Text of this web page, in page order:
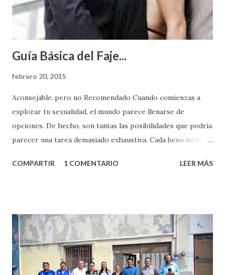
Guía Básica del Faje...
febrero 20, 2015
Aconsejable..pero no Recomendado Cuando comienzas a
explorar tu sexualidad, el mundo parece llenarse de
opciones. De hecho, son tantas las posibilidades que podría
parecer una tarea demasiado exhaustiva. Cada beso incita
partes de ti que jamás hubieras imaginado. El problema es
conoces ni la mitad de lo que deberías saber. Pero incluso
quienes ya han tenido relaciones sexuales no son expertos
o expertas en el tema. Siempre hay algo nuevo que
aprender y nuevas experiencias que conocer. Si eres una
COMPARTIR 1 COMENTARIO LEER MÁS